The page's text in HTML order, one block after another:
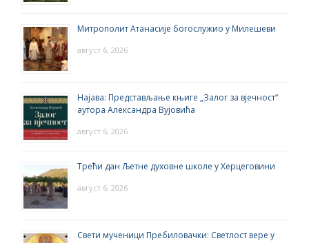
Митрополит Атанасије богослужио у Милешеви
август 6, 2026
Најава: Представљање књиге „Залог за вјечност“
аутора Александра Вујовића
август 6, 2026
Трећи дан Љетне духовне школе у Херцеговини
август 6, 2026
Свети мученици Пребиловачки: Светлост вере у